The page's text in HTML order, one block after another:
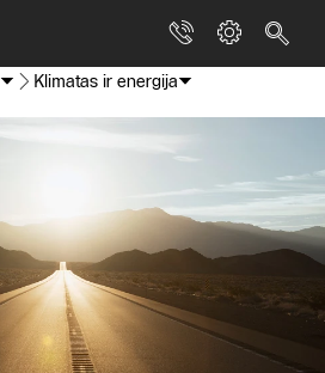
Klimatas ir energija